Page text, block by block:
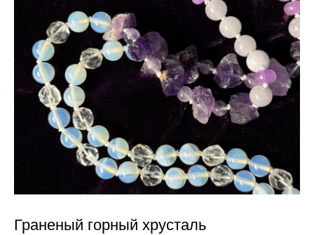
Граненый горный хрусталь